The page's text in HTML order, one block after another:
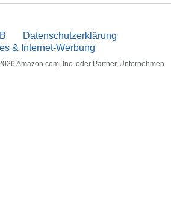
Datenschutzerklärung
& Internet-Werbung
Amazon.com, Inc. oder Partner-Unternehmen